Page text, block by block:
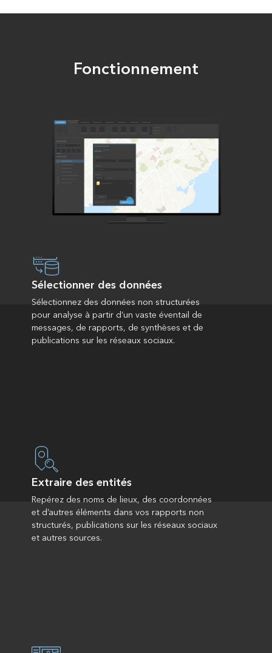
Fonctionnement
Sélectionner des données
Sélectionnez des données non structurées
pour analyse à partir d’un vaste éventail de
messages, de rapports, de synthèses et de
publications sur les réseaux sociaux.
Extraire des entités
Repérez des noms de lieux, des coordonnées
et d’autres éléments dans vos rapports non
structurés, publications sur les réseaux sociaux
et autres sources.